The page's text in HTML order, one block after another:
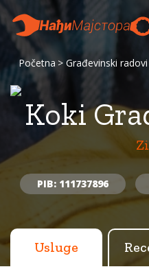
Početna Građevinski radovi
Koki
PIB: 111737896
Usluge